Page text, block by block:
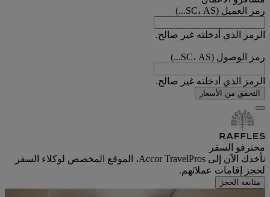
رمز العميل (SC، AS...)
الرمز الذي أدخلته غير صالح.
رمز الوصول (SC، AS...)
الرمز الذي أدخلته غير صالح.
التحقق من الأسعار
محترفو السفر
نأخذك الآن إلى Accor TravelPros، الموقع المخصص لوكلاء السفر
لحجز إقامات عملائهم.
متابعة الحجز